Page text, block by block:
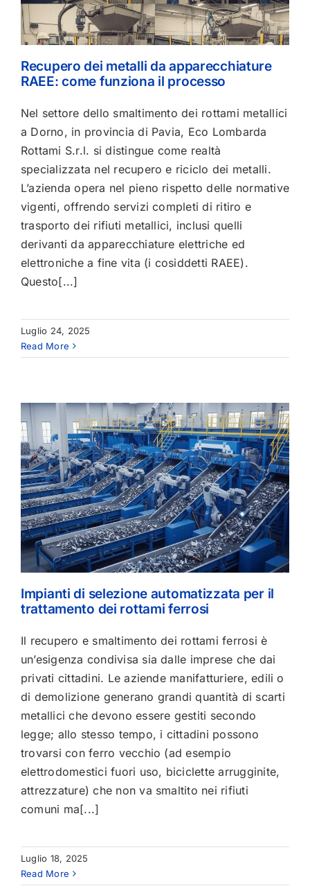
Recupero dei metalli da apparecchiature
RAEE: come funziona il processo
Nel settore dello smaltimento dei rottami metallici
a Dorno, in provincia di Pavia, Eco Lombarda
Rottami S.r.l. si distingue come realtà
specializzata nel recupero e riciclo dei metalli.
L’azienda opera nel pieno rispetto delle normative
vigenti, offrendo servizi completi di ritiro e
trasporto dei rifiuti metallici, inclusi quelli
derivanti da apparecchiature elettriche ed
elettroniche a fine vita (i cosiddetti RAEE).
Questo[...]
Luglio 24, 2025
Read More
Impianti di selezione automatizzata per il
trattamento dei rottami ferrosi
Il recupero e smaltimento dei rottami ferrosi è
un’esigenza condivisa sia dalle imprese che dai
privati cittadini. Le aziende manifatturiere, edili o
di demolizione generano grandi quantità di scarti
metallici che devono essere gestiti secondo
legge; allo stesso tempo, i cittadini possono
trovarsi con ferro vecchio (ad esempio
elettrodomestici fuori uso, biciclette arrugginite,
attrezzature) che non va smaltito nei rifiuti
comuni ma[...]
Luglio 18, 2025
Read More